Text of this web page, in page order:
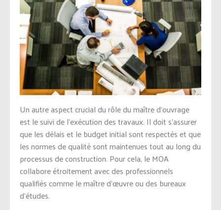
Un autre aspect crucial du rôle du maître d’ouvrage
est le suivi de l’exécution des travaux. Il doit s’assurer
que les délais et le budget initial sont respectés et que
les normes de qualité sont maintenues tout au long du
processus de construction. Pour cela, le MOA
collabore étroitement avec des professionnels
qualifiés comme le maître d’œuvre ou des bureaux
d’études.